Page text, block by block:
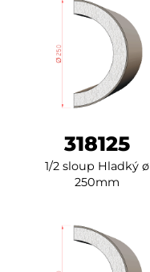
318125
1/2 sloup Hladký ø
250mm